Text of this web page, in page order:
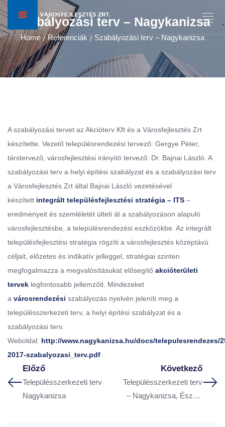
Szabályozási terv – Nagykanizsa
Home / Referenciák / Szabályozási terv – Nagykanizsa
A szabályozási tervet az Akcióterv Kft és a Városfejlesztés Zrt
készítette. Vezető településrendezési tervező: Gergye Péter,
társtervező, városfejlesztési irányító tervező: Dr. Bajnai László. A
szabályozási terv a helyi építési szabályzat és a szabályozási terv
a Városfejlesztés Zrt által Bajnai László vezetésével
készített integrált településfejlesztési stratégia – ITS –
eredményeit és szemléletét ülteti át a szabályozáson alapuló
városfejlesztésbe, a településrendezési eszközökbe. Az integrált
településfejlesztési stratégia rögzíti a városfejlesztés középtávú
céljait, előzetes és indikatív jelleggel, stratégiai szinten
megfogalmazza a megvalósításukat elősegítő akcióterületi
tervek legfontosabb jellemzőit. Mindezeket
a városrendezési szabályozás nyelvén jeleníti meg a
településszerkezeti terv, a helyi építési szabályzat és a
szabályozási terv.
Weboldal: http://www.nagykanizsa.hu/docs/telepulesrendezes/
2017-szabalyozasi_terv.pdf
Előző
Településszerkezeti terv
Nagykanizsa
Következő
Településszerkezeti terv
– Nagykanizsa, Északi